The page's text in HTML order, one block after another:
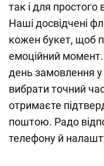
так і для
Наші досвідчені
кожен букет, щоб
емоційний
день замовлення у
вибрати точний
отримаєте
поштою. Радо
телефону й